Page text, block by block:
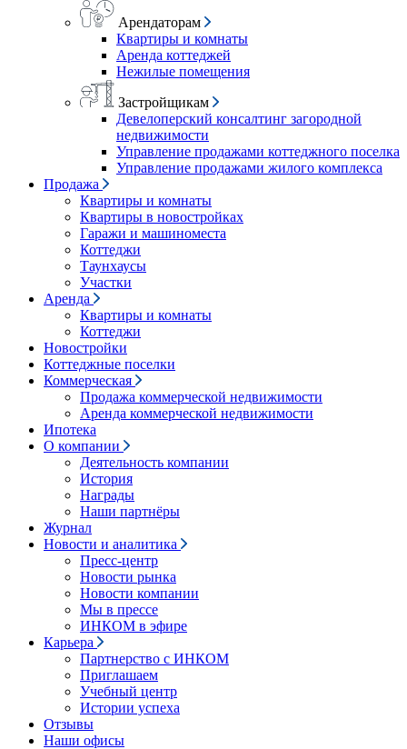
Арендаторам
Квартиры и комнаты
Аренда коттеджей
Нежилые помещения
Застройщикам
Девелоперский консалтинг загородной
недвижимости
Управление продажами коттеджного поселка
Управление продажами жилого комплекса
Продажа
Квартиры и комнаты
Квартиры в новостройках
Гаражи и машиноместа
Коттеджи
Таунхаусы
Участки
Аренда
Квартиры и комнаты
Коттеджи
Новостройки
Коттеджные поселки
Коммерческая
Продажа коммерческой недвижимости
Аренда коммерческой недвижимости
Ипотека
О компании
Деятельность компании
История
Награды
Наши партнёры
Журнал
Новости и аналитика
Пресс-центр
Новости рынка
Новости компании
Мы в прессе
ИНКОМ в эфире
Карьера
Партнерство с ИНКОМ
Приглашаем
Учебный центр
Истории успеха
Отзывы
Наши офисы